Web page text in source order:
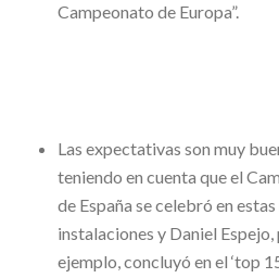
Campeonato de Europa”.
Las expectativas son muy
teniendo en cuenta que el
de España se celebró en
instalaciones y Daniel Espejo,
ejemplo, concluyó en el ‘top